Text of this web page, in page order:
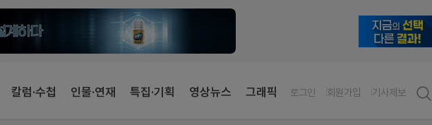
칼럼·수첩 인물·연재 특집·기획 영상뉴스 그래픽 로그인 회원가입 기사제보